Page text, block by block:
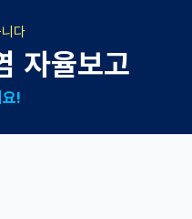
역
#Q-CODE
#국제공인예방접종